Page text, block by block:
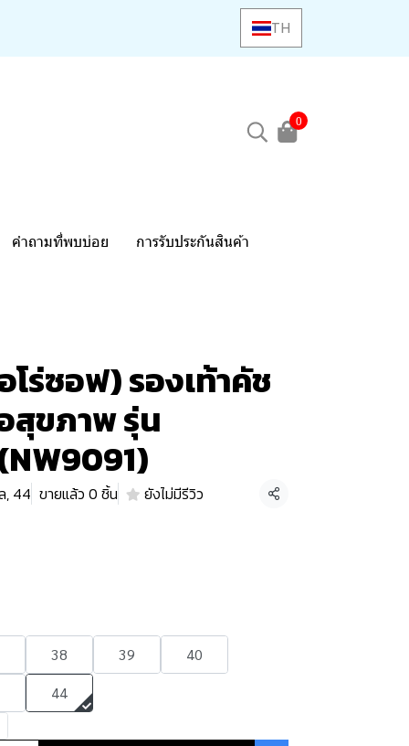
TH
0
คำถามที่พบบ่อย การรับประกันสินค้า
ร่ซอฟ) รองเท้าคัช
สุขภาพ รุ่น
, 44 ขายแล้ว 0 ชิ้น ยังไม่มีรีวิว แชร์
38 39
40
44